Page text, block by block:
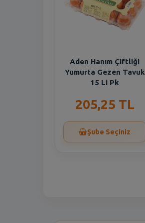
Aden Hanım Çiftliği
Yumurta Gezen Tavuk
15 Li Pk
205,25 TL
Şube Seçiniz